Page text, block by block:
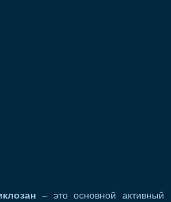
– это основной активный